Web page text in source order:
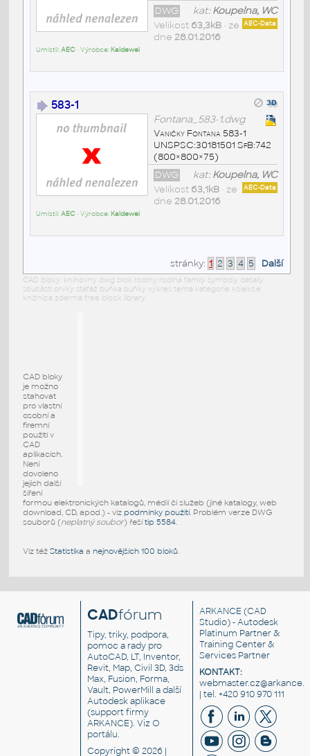
kat:Koupelna, WC
DWG
AEC-Data
Velikost 63,3kB• ze
dne 28.01.2016
Umístil:AEC• Výrobce: Kaldewei
583-1
Fontana_583-1.dwg
Vaničky Fontana 583-1
UNSPSC:30181501 SfB:742
(800×800×75)
kat:Koupelna, WC
DWG
AEC-Data
Velikost 63,1kB• ze
dne 28.01.2016
Umístil:AEC• Výrobce: Kaldewei
stránky: 1 2 3 4 5 Další
CAD bloky: knihovny dwg blok rodiny rodina family symboly detaily
součásti prvky stafáž buňka buňky výkres téma kategorie kolekce
knižnica zdarma free block library
CAD bloky
je možno
stahovat
pro vlastní
osobní a
firemní
použití v
CAD
aplikacích.
Není
dovoleno
jejich další
šíření
formou elektronických katalogů, médií či služeb (jiné katalogy, web
download, CD, apod.) - viz podmínky použití. Problém verze DWG
souborů (neplatný soubor) řešítip 5584.
Viz též Statistika a nejnovějších 100 bloků.
CADfórum
Tipy, triky, podpora,
pomoc a rady pro
AutoCAD, LT, Inventor,
Revit, Map, Civil 3D, 3ds
Max, Fusion, Forma,
Vault, PowerMill a další
Autodesk aplikace
(support firmy
ARKANCE). VizO
portálu.
Copyright © 2026 |
ARKANCE (CAD
Studio) - Autodesk
Platinum Partner &
Training Center &
Services Partner
KONTAKT:
| tel. +420 910 970 111